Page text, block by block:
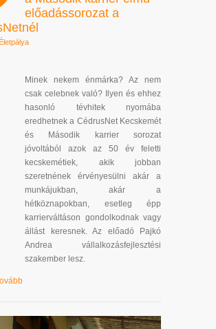
előadássorozat a
Életpálya
Minek nekem énmárka? Az nem
csak celebnek való? Ilyen és ehhez
hasonló tévhitek nyomába
eredhetnek a CédrusNet Kecskemét
és Második karrier sorozat
jóvoltából azok az 50 év feletti
kecskemétiek, akik jobban
szeretnének érvényesülni akár a
munkájukban, akár a
hétköznapokban, esetleg épp
karrierváltáson gondolkodnak vagy
állást keresnek. Az előadó Pajkó
Andrea vállalkozásfejlesztési
szakember lesz.